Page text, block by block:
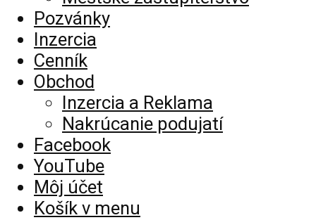
Pozvánky
Inzercia
Cenník
Obchod
Inzercia a Reklama
Nakrúcanie podujatí
Facebook
YouTube
Môj účet
Košík v menu